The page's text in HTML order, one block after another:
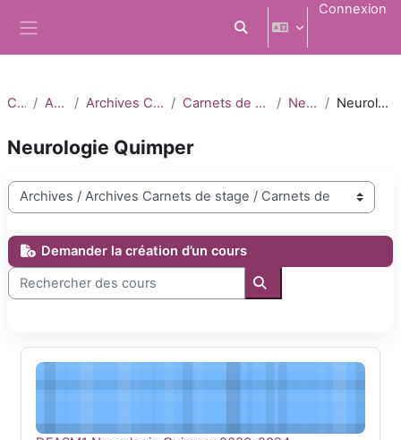
Activer/désactiver la
Connexion
Cours Archives Archives Carnets de stage Carnets de stage 2023-2024 Neurologie Neurologie Quimper
Neurologie Quimper
Catégories de cours
Demander la création d’un cours
Rechercher des cours
Rechercher des cours
DFASM1 Neurologie Quimper 2023-2024